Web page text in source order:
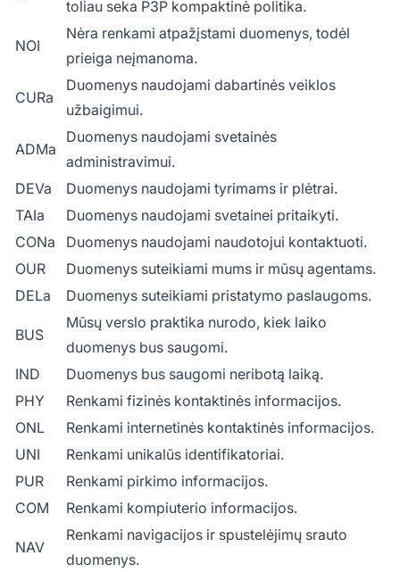
toliau seka P3P kompaktinė politika.
NOI
Nėra renkami atpažįstami duomenys, todėl
prieiga neįmanoma.
CURa
Duomenys naudojami dabartinės veiklos
užbaigimui.
ADMa
Duomenys naudojami svetainės
administravimui.
DEVa
Duomenys naudojami tyrimams ir plėtrai.
TAIa
Duomenys naudojami svetainei pritaikyti.
CONa
Duomenys naudojami naudotojui kontaktuoti.
OUR
Duomenys suteikiami mums ir mūsų agentams.
DELa
Duomenys suteikiami pristatymo paslaugoms.
BUS
Mūsų verslo praktika nurodo, kiek laiko
duomenys bus saugomi.
IND
Duomenys bus saugomi neribotą laiką.
PHY
Renkami fizinės kontaktinės informacijos.
ONL
Renkami internetinės kontaktinės informacijos.
UNI
Renkami unikalūs identifikatoriai.
PUR
Renkami pirkimo informacijos.
COM
Renkami kompiuterio informacijos.
NAV
Renkami navigacijos ir spustelėjimų srauto
duomenys.